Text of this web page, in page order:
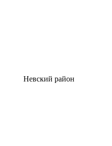
Невский район